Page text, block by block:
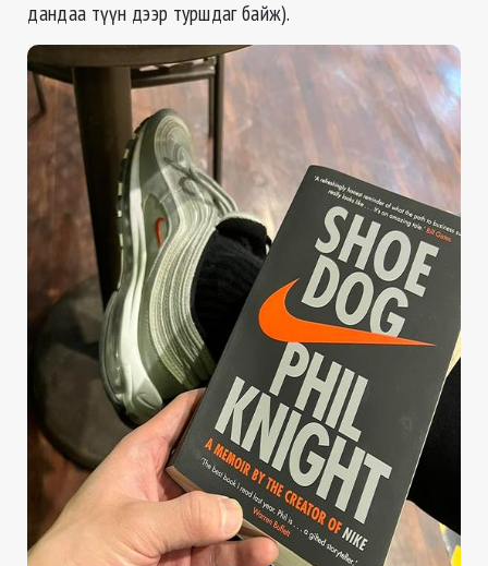
дандаа түүн дээр туршдаг байж).